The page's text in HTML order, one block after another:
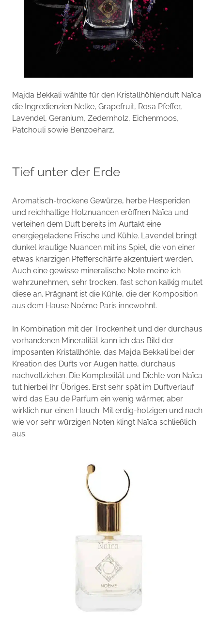
Majda Bekkali wählte für den Kristallhöhlenduft Naïca
die Ingredienzien Nelke, Grapefruit, Rosa Pfeffer,
Lavendel, Geranium, Zedernholz, Eichenmoos,
Patchouli sowie Benzoeharz.
Tief unter der Erde
Aromatisch-trockene Gewürze, herbe Hesperiden
und reichhaltige Holznuancen eröffnen Naïca und
verleihen dem Duft bereits im Auftakt eine
energiegeladene Frische und Kühle. Lavendel bringt
dunkel krautige Nuancen mit ins Spiel, die von einer
etwas knarzigen Pfefferschärfe akzentuiert werden.
Auch eine gewisse mineralische Note meine ich
wahrzunehmen, sehr trocken, fast schon kalkig mutet
diese an. Prägnant ist die Kühle, die der Komposition
aus dem Hause Noème Paris innewohnt.
In Kombination mit der Trockenheit und der durchaus
vorhandenen Mineralität kann ich das Bild der
imposanten Kristallhöhle, das Majda Bekkali bei der
Kreation des Dufts vor Augen hatte, durchaus
nachvollziehen. Die Komplexität und Dichte von Naïca
tut hierbei Ihr Übriges. Erst sehr spät im Duftverlauf
wird das Eau de Parfum ein wenig wärmer, aber
wirklich nur einen Hauch. Mit erdig-holzigen und nach
wie vor sehr würzigen Noten klingt Naïca schließlich
aus.